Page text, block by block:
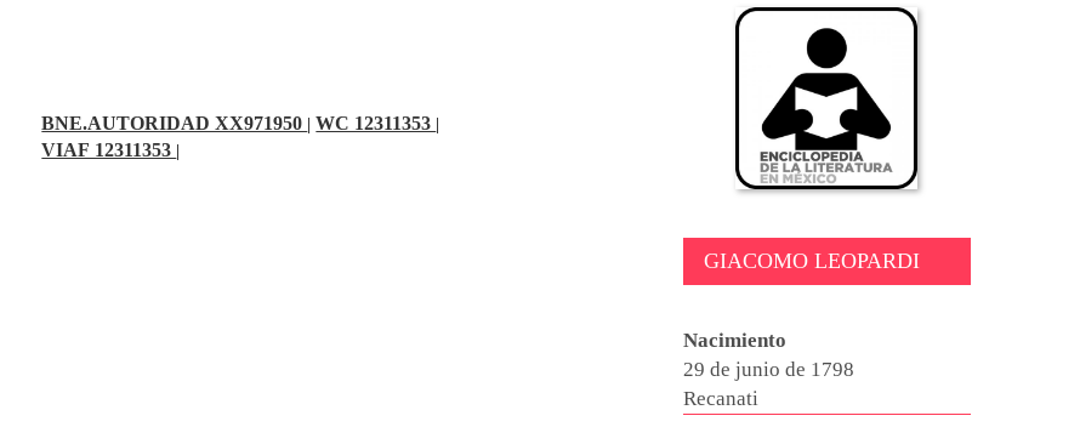
GIACOMO LEOPARDI
Nacimiento
29 de junio de 1798
Recanati
BNE.AUTORIDAD XX971950 WC 12311353
VIAF 12311353